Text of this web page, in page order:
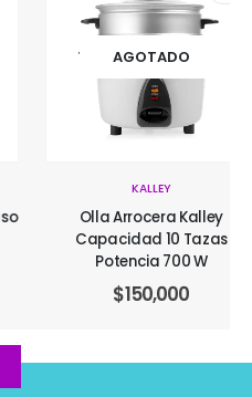
AGOTADO
KALLEY
Olla Arrocera Kalley
Capacidad 10 Tazas
Potencia 700 W
150,000